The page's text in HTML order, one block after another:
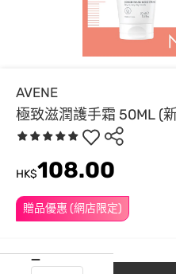
AVENE
極致滋潤護手霜 50ML (
贈品優惠 (網店限定)
HK$108.00